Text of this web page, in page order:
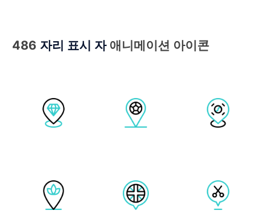
486 자리 표시 자애니메이션 아이콘